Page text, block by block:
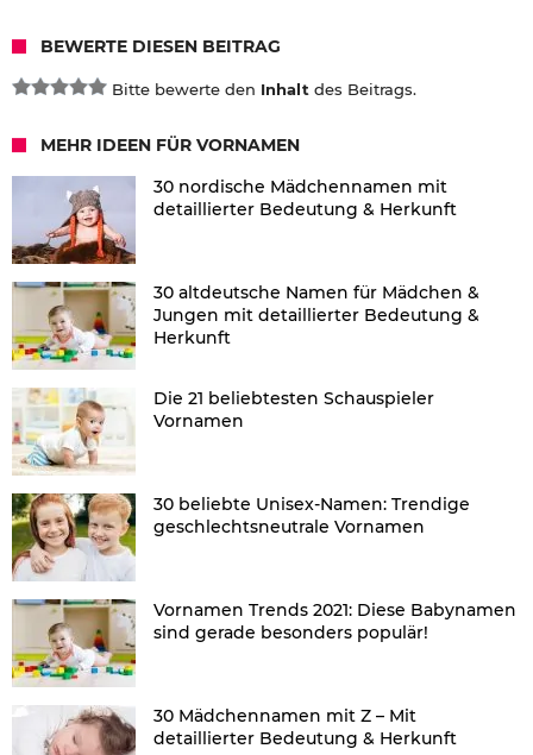
BEWERTE DIESEN BEITRAG
Bitte bewerte den Inhalt des Beitrags.
MEHR IDEEN FÜR VORNAMEN
30 nordische Mädchennamen mit
detaillierter Bedeutung & Herkunft
30 altdeutsche Namen für Mädchen &
Jungen mit detaillierter Bedeutung &
Herkunft
Die 21 beliebtesten Schauspieler
Vornamen
30 beliebte Unisex-Namen: Trendige
geschlechtsneutrale Vornamen
Vornamen Trends 2021: Diese Babynamen
sind gerade besonders populär!
30 Mädchennamen mit Z – Mit
detaillierter Bedeutung & Herkunft